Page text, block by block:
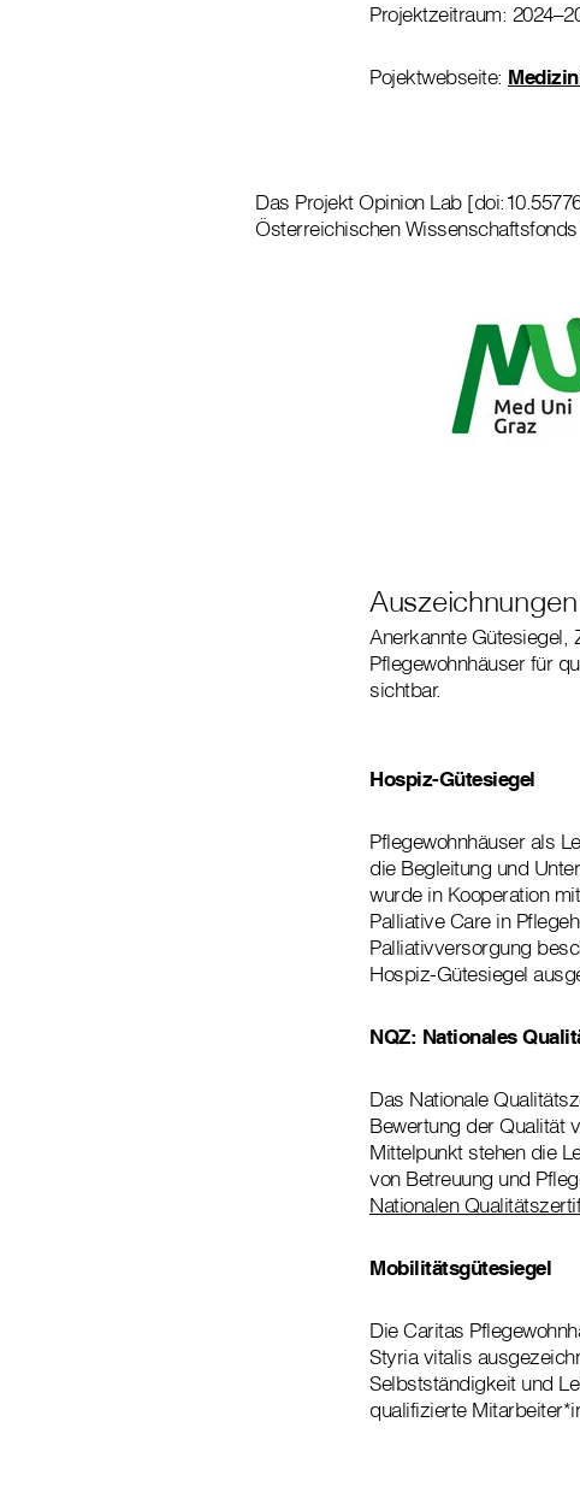
Projektzeitraum:
Pojektwebseite:
Das Projekt Opinion Lab
Österreichischen Wissenschaftsfonds
Anerkannte Gütesiegel,
Pflegewohnhäuser für
sichtbar.
Hospiz-Gütesiegel
Pflegewohnhäuser als
die Begleitung und
wurde in Kooperation
Palliative Care in
Palliativversorgung
Hospiz-Gütesiegel
NQZ: Nationales
Das Nationale
Bewertung der Qualität
Mittelpunkt stehen die
von Betreuung und
Nationalen
Mobilitätsgütesiegel
Die Caritas
Styria vitalis
Selbstständigkeit und
qualifizierte